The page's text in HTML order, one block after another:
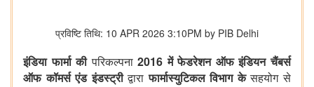
प्रविष्टि तिथि: 10 APR 2026 3:10PM by PIB Delhi
इंडिया फार्मा की परिकल्पना 2016में फेडरेशन ऑफ इंडियन चैंबर्स
ऑफ कॉमर्स एंड इंडस्ट्री द्वारा फार्मास्युटिकल विभाग के सहयोग से